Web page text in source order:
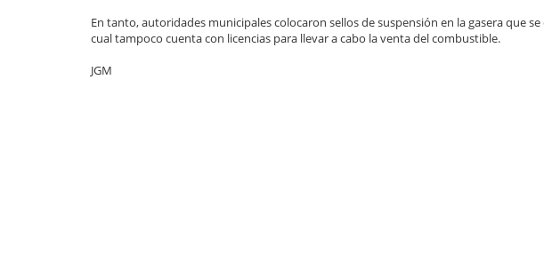
En tanto, autoridades municipales colocaron sellos de suspensión en la gasera que
cual tampoco cuenta con licencias para llevar a cabo la venta del combustible.
JGM